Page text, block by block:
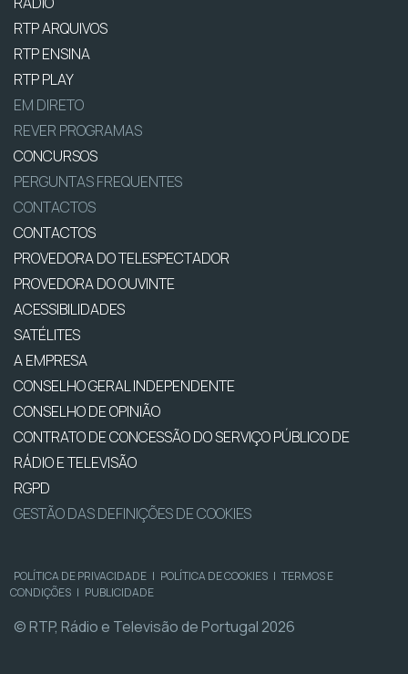
RTP ARQUIVOS
RTP ENSINA
RTP PLAY
EM DIRETO
REVER PROGRAMAS
CONCURSOS
PERGUNTAS FREQUENTES
CONTACTOS
CONTACTOS
PROVEDORA DO TELESPECTADOR
PROVEDORA DO OUVINTE
ACESSIBILIDADES
SATÉLITES
A EMPRESA
CONSELHO GERAL INDEPENDENTE
CONSELHO DE OPINIÃO
CONTRATO DE CONCESSÃO DO SERVIÇO PÚBLICO DE
RÁDIO E TELEVISÃO
RGPD
GESTÃO DAS DEFINIÇÕES DE COOKIES
POLÍTICA DE PRIVACIDADE | POLÍTICA DE COOKIES | TERMOS E
CONDIÇÕES | PUBLICIDADE
© RTP, Rádio e Televisão de Portugal 2026